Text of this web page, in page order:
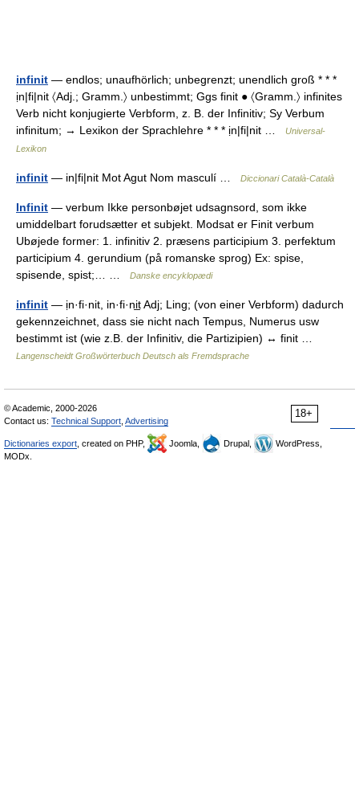
infinit — endlos; unaufhörlich; unbegrenzt; unendlich groß * * *
ịn|fi|nit 〈Adj.; Gramm.〉 unbestimmt; Ggs finit ● 〈Gramm.〉 infinites
Verb nicht konjugierte Verbform, z. B. der Infinitiv; Sy Verbum
infinitum; → Lexikon der Sprachlehre * * * ịn|fi|nit …
Universal-
Lexikon
infinit — in|fi|nit Mot Agut Nom masculí … Diccionari Català-Català
Infinit — verbum Ikke personbøjet udsagnsord, som ikke
umiddelbart forudsætter et subjekt. Modsat er Finit verbum
Ubøjede former: 1. infinitiv 2. præsens participium 3. perfektum
participium 4. gerundium (på romanske sprog) Ex: spise,
spisende, spist;… …
Danske encyklopædi
infinit — ịn·fi·nit, in·fi·ni̲t Adj; Ling; (von einer Verbform) dadurch
gekennzeichnet, dass sie nicht nach Tempus, Numerus usw
bestimmt ist (wie z.B. der Infinitiv, die Partizipien) ↔ finit …
Langenscheidt Großwörterbuch Deutsch als Fremdsprache
18+
© Academic, 2000-2026
Contact us: Technical Support Advertising
Dictionaries export , created on PHP, Joomla, Drupal,
WordPress,
MODx.